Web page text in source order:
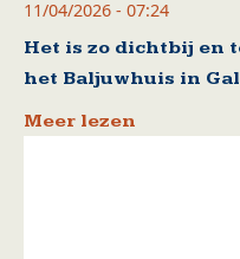
11/04/2026 - 07:24
Het is zo dichtbij en
het Baljuwhuis in
Meer lezen